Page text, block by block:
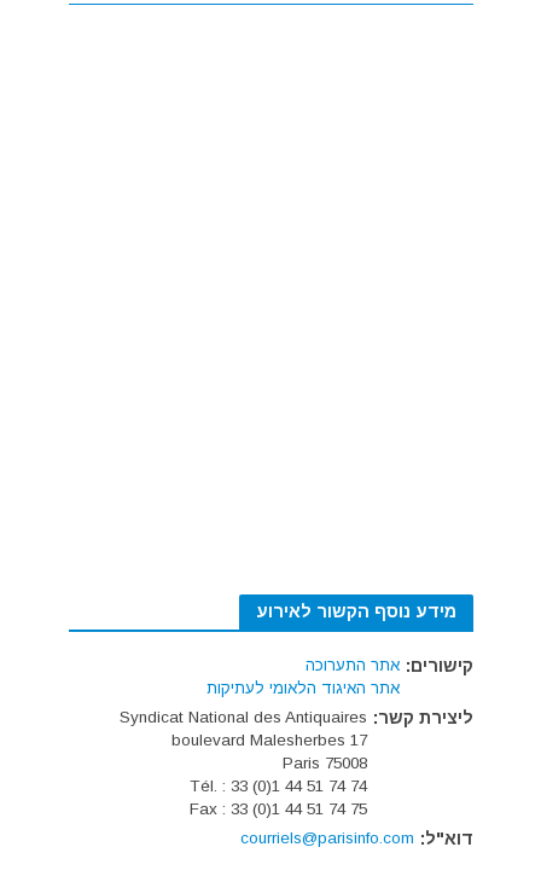
מידע נוסף הקשור לאירוע
קישורים: אתר התערוכה
אתר האיגוד הלאומי לעתיקות
ליצירת קשר: Syndicat National des Antiquaires
17 boulevard Malesherbes
75008 Paris
Tél. : 33 (0)1 44 51 74 74
Fax : 33 (0)1 44 51 74 75
דוא"ל: courriels@parisinfo.com